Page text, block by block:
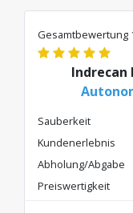
Gesamtbewertung
Indrecan
Sauberkeit
Kundenerlebnis
Abholung/Abgabe
Preiswertigkeit